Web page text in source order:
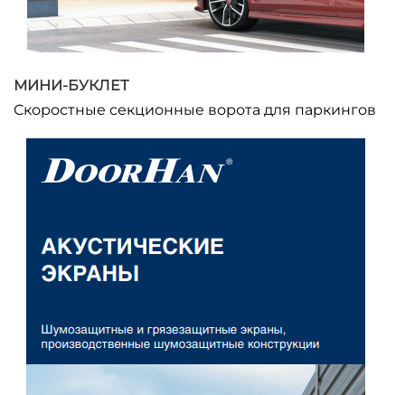
МИНИ-БУКЛЕТ
Скоростные секционные ворота для паркингов